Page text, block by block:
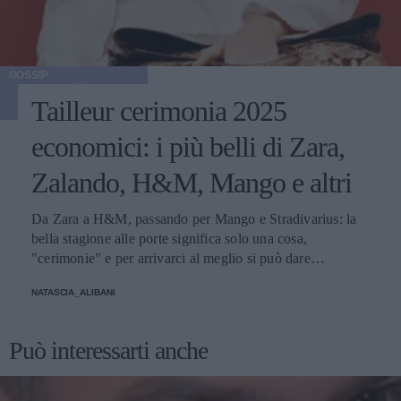
Tailleur cerimonia 2025
economici: i più belli di Zara,
Zalando, H&M, Mango e altri
Da Zara a H&M, passando per Mango e Stradivarius: la
bella stagione alle porte significa solo una cosa,
"cerimonie" e per arrivarci al meglio si può dare
NATASCIA_ALIBANI
Può interessarti anche